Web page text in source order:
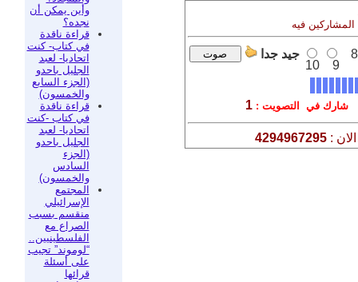
وأين يمكن أن
نجده؟
قراءة ناقدة
في كتاب- كنت
اتحاديا- لعبد
الجليل باحدو
(الجزء السابع
والخمسون)
قراءة ناقدة
في كتاب -كنت
اتحاديا- لعبد
الجليل باحدو
(الجزء
السادس
والخمسون)
المجتمع
الإسرائيلي
منقسم بسبب
الصراع مع
الفلسطينيين..
“لوموند” تجيب
على أسئلة
قرائها
فيه
8
9
10
جيد جدا
شارك في التصويت : 1
:
4294967295